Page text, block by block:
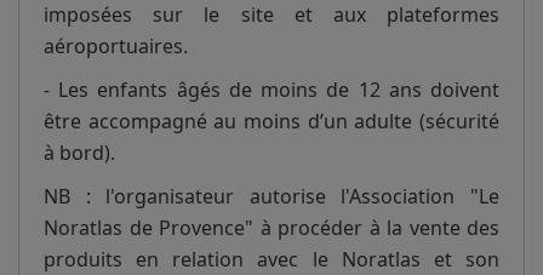
imposées sur le site et aux plateformes
aéroportuaires.
- Les enfants âgés de moins de 12 ans doivent
être accompagné au moins d’un adulte (sécurité
à bord).
NB : l'organisateur autorise l'Association "Le
Noratlas de Provence" à procéder à la vente des
produits en relation avec le Noratlas et son